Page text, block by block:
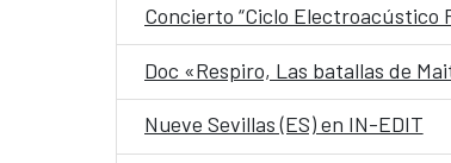
Concierto “Ciclo Electroacústico
Doc «Respiro, Las batallas de
Nueve Sevillas (ES) en IN-EDIT